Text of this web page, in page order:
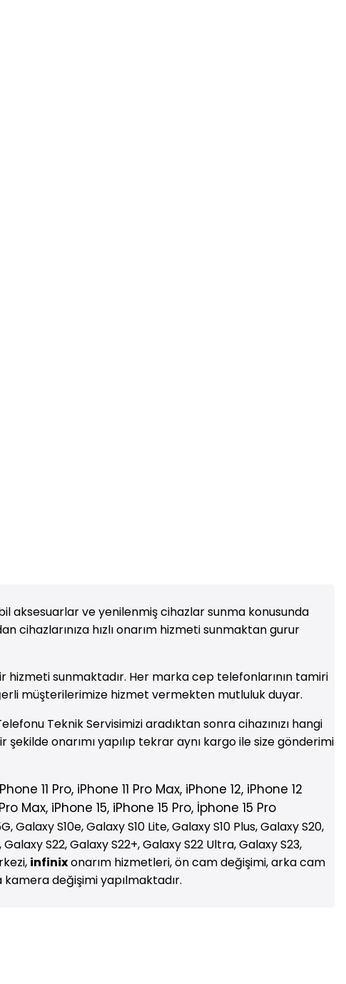
aksesuarlar ve yenilenmiş cihazlar sunma konusunda
cihazlarınıza hızlı onarım hizmeti sunmaktan gurur
hizmeti sunmaktadır. Her marka cep telefonlarının tamiri
müşterilerimize hizmet vermekten mutluluk duyar.
Teknik Servisimizi aradıktan sonra cihazınızı hangi
şekilde onarımı yapılıp tekrar aynı kargo ile size gönderimi
11 Pro, iPhone 11 Pro Max, iPhone 12, iPhone 12
Max, iPhone 15, iPhone 15 Pro, İphone 15 Pro
Galaxy S10e, Galaxy S10 Lite, Galaxy S10 Plus, Galaxy S20,
S22, Galaxy S22+, Galaxy S22 Ultra, Galaxy S23,
infinixonarım hizmetleri, ön cam değişimi, arka cam
değişimi yapılmaktadır.